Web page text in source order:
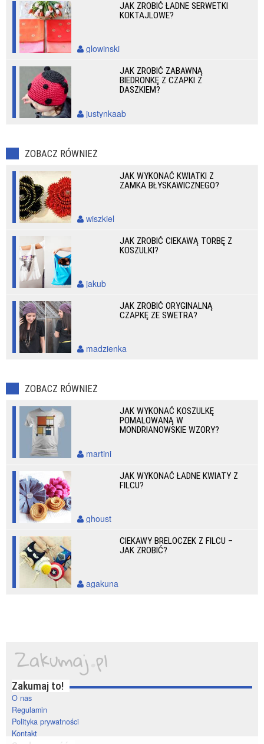
JAK ZROBIĆ ŁADNE SERWETKI
KOKTAJLOWE?
glowinski
JAK ZROBIĆ ZABAWNĄ
BIEDRONKĘ Z CZAPKI Z
DASZKIEM?
justynkaab
ZOBACZ RÓWNIEŻ
JAK WYKONAĆ KWIATKI Z
ZAMKA BŁYSKAWICZNEGO?
wiszkiel
JAK ZROBIĆ CIEKAWĄ TORBĘ Z
KOSZULKI?
jakub
JAK ZROBIĆ ORYGINALNĄ
CZAPKĘ ZE SWETRA?
madzienka
ZOBACZ RÓWNIEŻ
JAK WYKONAĆ KOSZULKĘ
POMALOWANĄ W
MONDRIANOWSKIE WZORY?
martini
JAK WYKONAĆ ŁADNE KWIATY Z
FILCU?
ghoust
CIEKAWY BRELOCZEK Z FILCU –
JAK ZROBIĆ?
agakuna
Zakumaj to!
O nas
Regulamin
Polityka prywatności
Kontakt